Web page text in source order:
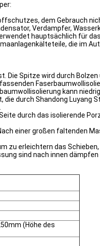
dem Gebrauch
Verdampfer,
hauptsächlich für
die im
Spitze wird durch
kann
durch Shandong
durch das isolierende
einer großen faltenden
zu erleichtern das
sind nach innen
(Höhe des